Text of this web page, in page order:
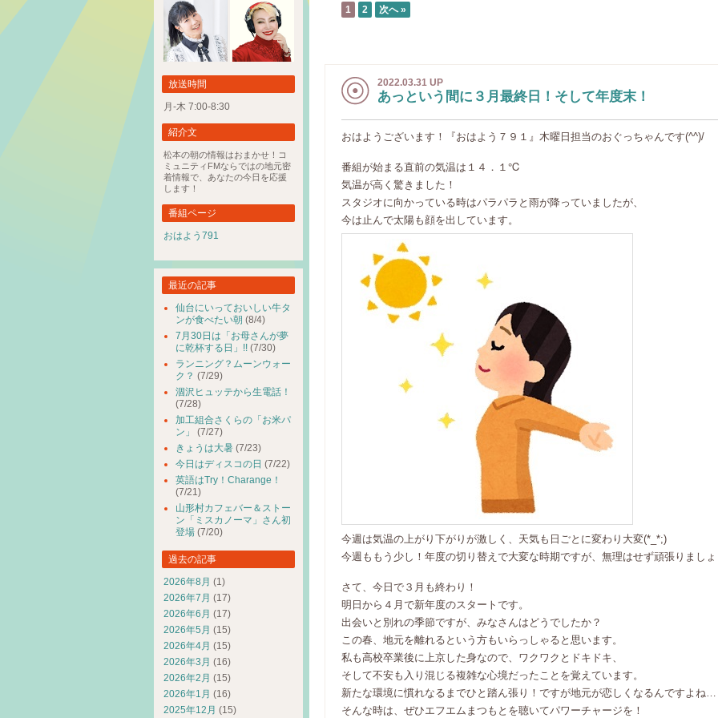
1 2 次へ »
2022.03.31 UP
あっという間に３月最終日！そして年度末！
おはようございます！『おはよう７９１』木曜日担当のおぐっちゃんです(^^)/
番組が始まる直前の気温は１４．１℃
気温が高く驚きました！
スタジオに向かっている時はパラパラと雨が降っていましたが、
今は止んで太陽も顔を出しています。
今週は気温の上がり下がりが激しく、天気も日ごとに変わり大変(*_*;)
今週ももう少し！年度の切り替えで大変な時期ですが、無理はせず頑張りまし
さて、今日で３月も終わり！
明日から４月で新年度のスタートです。
出会いと別れの季節ですが、みなさんはどうでしたか？
この春、地元を離れるという方もいらっしゃると思います。
私も高校卒業後に上京した身なので、ワクワクとドキドキ、
そして不安も入り混じる複雑な心境だったことを覚えています。
新たな環境に慣れなるまでひと踏ん張り！ですが地元が恋しくなるんですよね…
そんな時は、ぜひエフエムまつもとを聴いてパワーチャージを！
放送時間
月-木 7:00-8:30
紹介文
松本の朝の情報はおまかせ！コ
ミュニティFMならではの地元密
着情報で、あなたの今日を応援
します！
番組ページ
おはよう791
最近の記事
仙台にいっておいしい牛タ
ンが食べたい朝 (8/4)
7月30日は「お母さんが夢
に乾杯する日」!! (7/30)
ランニング？ムーンウォー
ク？ (7/29)
涸沢ヒュッテから生電話！
(7/28)
加工組合さくらの「お米パ
ン」
(7/27)
きょうは大暑 (7/23)
今日はディスコの日 (7/22)
英語はTry！Charange！
(7/21)
山形村カフェバー＆ストー
ン「ミスカノーマ」さん初
登場 (7/20)
過去の記事
2026年8月 (1)
2026年7月 (17)
2026年6月 (17)
2026年5月 (15)
2026年4月 (15)
2026年3月 (16)
2026年2月 (15)
2026年1月 (16)
2025年12月 (15)